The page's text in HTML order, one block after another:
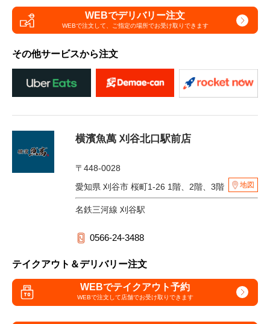
WEBでデリバリー注文
WEBで注文して、 ご指定の場所でお受け取りできます
その他サービスから注文
横濱魚萬 刈谷北口駅前店
〒448-0028
愛知県 刈谷市 桜町1-26 1階、2階、3階
地図
名鉄三河線 刈谷駅
0566-24-3488
テイクアウト＆デリバリー注文
WEBでテイクアウト予約
WEBで注文して店舗でお受け取りできます